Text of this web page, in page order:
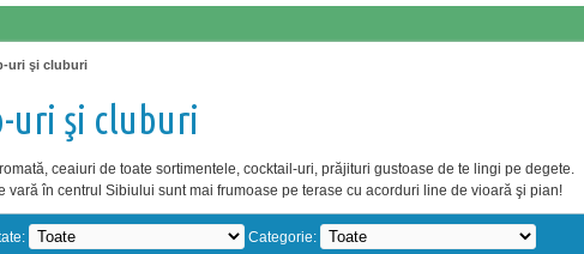
uri şi cluburi
uri şi cluburi
ceaiuri de toate sortimentele, cocktail-uri, prăjituri gustoase de te lingi pe degete.
vară în centrul Sibiului sunt mai frumoase pe terase cu acorduri line de vioară şi pian!
Categorie: